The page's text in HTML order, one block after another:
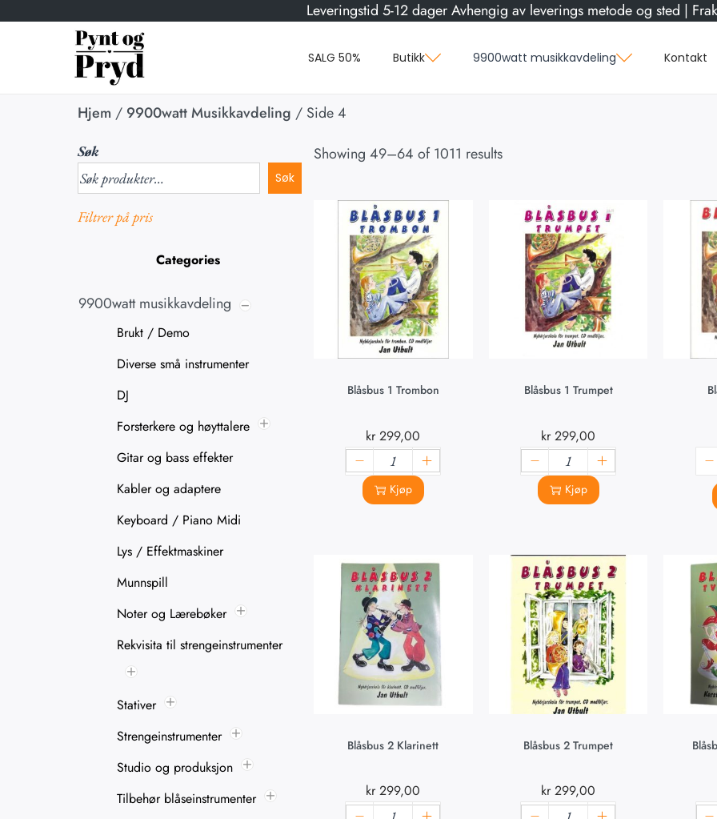
Leveringstid 5-12 dager Avhengig av leverings metode og sted |
SALG 50% Butikk 9900watt musikkavdeling Kontakt
Hjem / 9900watt Musikkavdeling / Side 4
Søk
Søk
Filtrer på pris
Categories
9900watt musikkavdeling
Brukt / Demo
Diverse små instrumenter
DJ
Forsterkere og høyttalere
Gitar og bass effekter
Kabler og adaptere
Keyboard / Piano Midi
Lys / Effektmaskiner
Munnspill
Noter og Lærebøker
Rekvisita til strengeinstrumenter
Stativer
Strengeinstrumenter
Studio og produksjon
Tilbehør blåseinstrumenter
Showing 49–64 of 1011 results
Blåsbus 1 Trombon
kr299,00
Kjøp
Blåsbus 1 Trumpet
kr299,00
Kjøp
Blåsbus 2 Klarinett
kr299,00
Blåsbus 2 Trumpet
kr299,00